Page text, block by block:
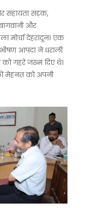
सहायता सड़क,
और
मोर्चा देहरादून। एक
आपदा ने धराली
को गहरे जख्म दिए थे।
मेहनत को अपनी